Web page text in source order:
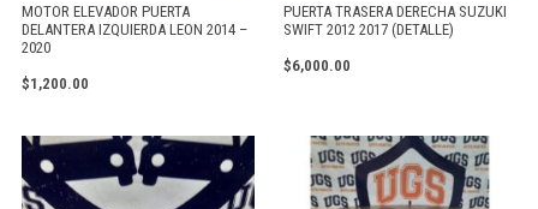
MOTOR ELEVADOR PUERTA
DELANTERA IZQUIERDA LEON 2014 –
2020
$1,200.00
PUERTA TRASERA DERECHA SUZUKI
SWIFT 2012 2017 (DETALLE)
$6,000.00